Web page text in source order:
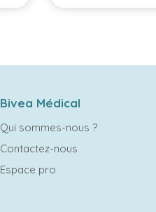
Bivea Médical
Qui sommes-nous ?
Contactez-nous
Espace pro